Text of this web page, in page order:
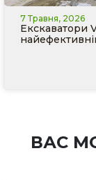
7 Травня, 2026
Екскаватори
ВАС